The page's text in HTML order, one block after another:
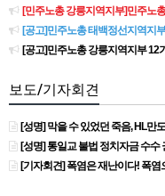
[민주노총 강릉지역지부]민주노
[공고]민주노총 태백정선지역지
[공고]민주노총 강릉지역지부 12
보도/기자회견
[성명] 막을 수 있었던 죽음, HL만
[성명] 통일교 불법 정치자금 수
[기자회견] 폭염은 재난이다! 폭